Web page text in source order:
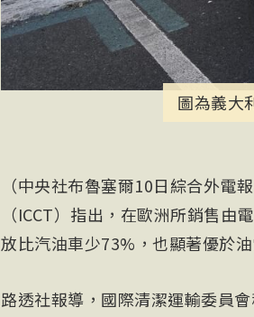
圖為義大
（中央社布魯塞爾10日綜合外電
（ICCT）指出，在歐洲所銷售
放比汽油車少73%，也顯著優於油
路透社報導，國際清潔運輸委員